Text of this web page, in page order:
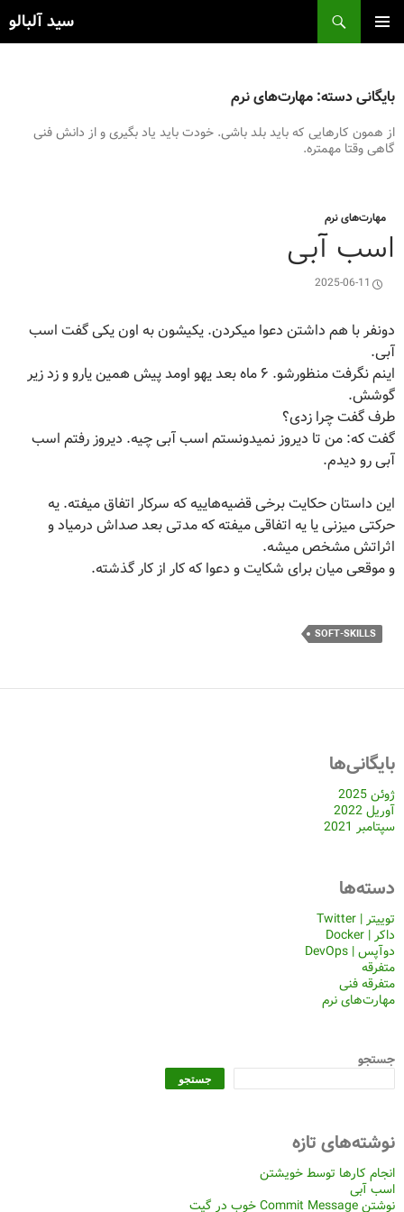
سید آلبالو
بایگانی دسته: مهارت‌های نرم
از همون کارهایی که باید بلد باشی. خودت باید یاد بگیری و از دانش فنی
گاهی وقتا مهمتره.
مهارت‌های نرم
اسب آبی
2025-06-11
دونفر با هم داشتن دعوا میکردن. یکیشون به اون یکی گفت اسب
آبی.
اینم نگرفت منظورشو. ۶ ماه بعد یهو اومد پیش همین یارو و زد زیر
گوشش.
طرف گفت چرا زدی؟
گفت که: من تا دیروز نمیدونستم اسب آبی چیه. دیروز رفتم اسب
آبی رو دیدم.
این داستان حکایت برخی قضیه‌هاییه که سرکار اتفاق میفته. یه
حرکتی میزنی یا یه اتفاقی میفته که مدتی بعد صداش درمیاد و
اثراتش مشخص میشه.
و موقعی میان برای شکایت و دعوا که کار از کار گذشته.
SOFT-SKILLS
بایگانی‌ها
ژوئن 2025
آوریل 2022
سپتامبر 2021
دسته‌ها
توییتر | Twitter
داکر | Docker
دوآپس | DevOps
متفرقه
متفرقه فنی
مهارت‌های نرم
جستجو
جستجو
نوشته‌های تازه
انجام کارها توسط خویشتن
اسب آبی
نوشتن Commit Message خوب در گیت